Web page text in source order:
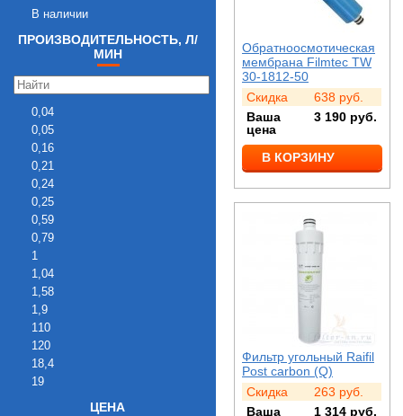
В наличии
ПРОИЗВОДИТЕЛЬНОСТЬ, Л/
МИН
0,04
0,05
0,16
0,21
0,24
0,25
0,59
0,79
1
1,04
1,58
1,9
110
120
18,4
19
ЦЕНА
Обратноосмотическая
мембрана Filmtec TW
30-1812-50
Скидка
638 руб.
Ваша
цена
3 190 руб.
В КОРЗИНУ
Фильтр угольный Raifil
Post carbon (Q)
Скидка
263 руб.
Ваша
1 314 руб.